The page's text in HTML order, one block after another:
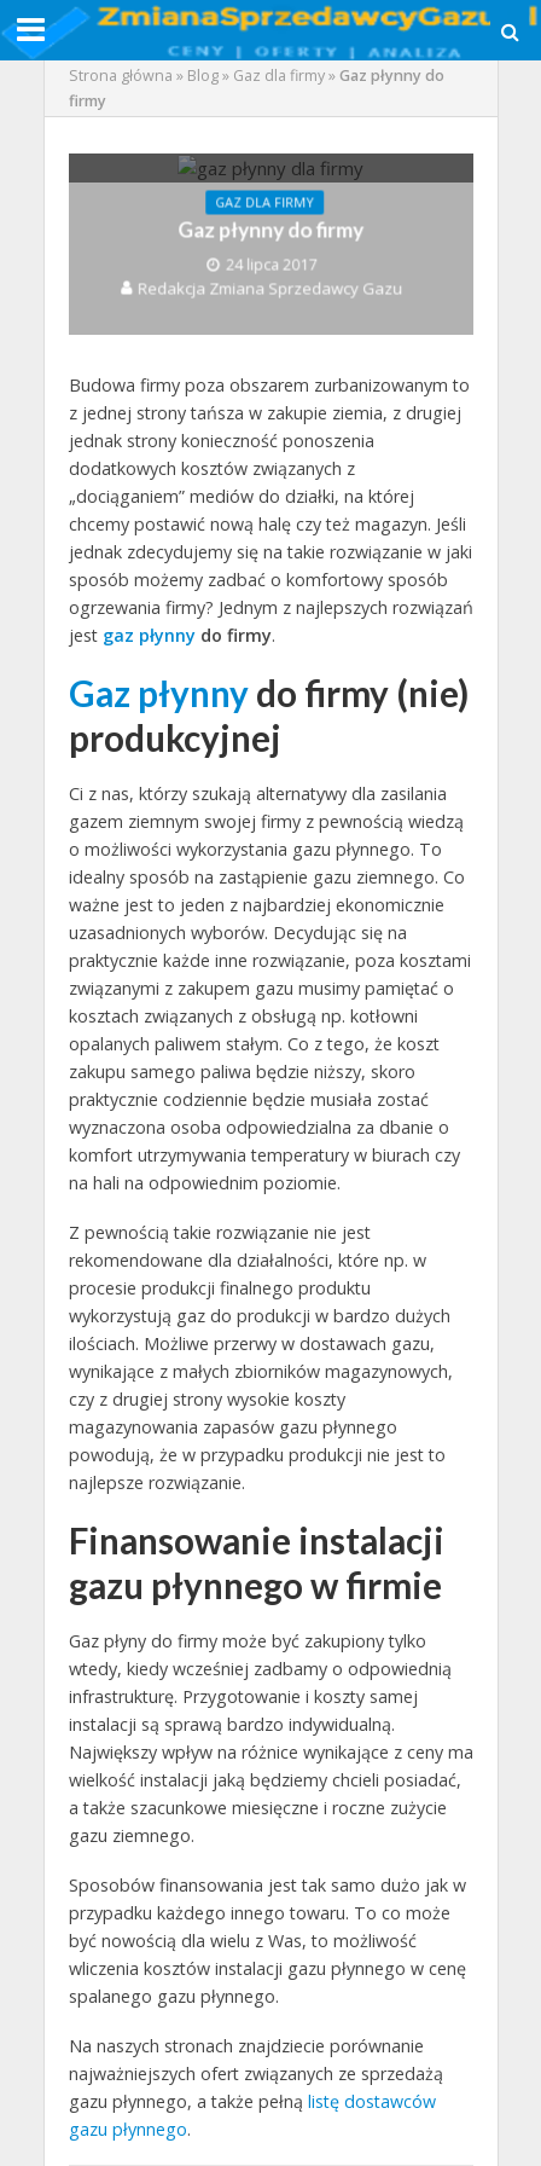
Strona główna » Blog» Gaz dla firmy»Gaz płynny do
firmy
GAZ DLA FIRMY
Gaz płynny do firmy
24 lipca 2017
Redakcja Zmiana Sprzedawcy Gazu
Budowa firmy poza obszarem zurbanizowanym to
z jednej strony tańsza w zakupie ziemia, z drugiej
jednak strony konieczność ponoszenia
dodatkowych kosztów związanych z
„dociąganiem” mediów do działki, na której
chcemy postawić nową halę czy też magazyn. Jeśli
jednak zdecydujemy się na takie rozwiązanie w jaki
sposób możemy zadbać o komfortowy sposób
ogrzewania firmy? Jednym z najlepszych rozwiązań
jest gaz płynnydo firmy.
Gaz płynnydo firmy (nie)
produkcyjnej
Ci z nas, którzy szukają alternatywy dla zasilania
gazem ziemnym swojej firmy z pewnością wiedzą
o możliwości wykorzystania gazu płynnego. To
idealny sposób na zastąpienie gazu ziemnego. Co
ważne jest to jeden z najbardziej ekonomicznie
uzasadnionych wyborów. Decydując się na
praktycznie każde inne rozwiązanie, poza kosztami
związanymi z zakupem gazu musimy pamiętać o
kosztach związanych z obsługą np. kotłowni
opalanych paliwem stałym. Co z tego, że koszt
zakupu samego paliwa będzie niższy, skoro
praktycznie codziennie będzie musiała zostać
wyznaczona osoba odpowiedzialna za dbanie o
komfort utrzymywania temperatury w biurach czy
na hali na odpowiednim poziomie.
Z pewnością takie rozwiązanie nie jest
rekomendowane dla działalności, które np. w
procesie produkcji finalnego produktu
wykorzystują gaz do produkcji w bardzo dużych
ilościach. Możliwe przerwy w dostawach gazu,
wynikające z małych zbiorników magazynowych,
czy z drugiej strony wysokie koszty
magazynowania zapasów gazu płynnego
powodują, że w przypadku produkcji nie jest to
najlepsze rozwiązanie.
Finansowanie instalacji
gazu płynnego w firmie
Gaz płyny do firmy może być zakupiony tylko
wtedy, kiedy wcześniej zadbamy o odpowiednią
infrastrukturę. Przygotowanie i koszty samej
instalacji są sprawą bardzo indywidualną.
Największy wpływ na różnice wynikające z ceny ma
wielkość instalacji jaką będziemy chcieli posiadać,
a także szacunkowe miesięczne i roczne zużycie
gazu ziemnego.
Sposobów finansowania jest tak samo dużo jak w
przypadku każdego innego towaru. To co może
być nowością dla wielu z Was, to możliwość
wliczenia kosztów instalacji gazu płynnego w cenę
spalanego gazu płynnego.
Na naszych stronach znajdziecie porównanie
najważniejszych ofert związanych ze sprzedażą
gazu płynnego, a także pełną listę dostawców
gazu płynnego.